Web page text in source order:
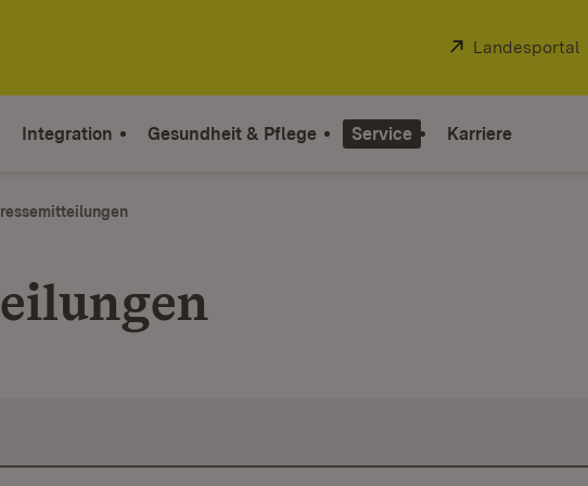
Extern:
Landesportal
Integration Gesundheit & Pflege Service Karriere